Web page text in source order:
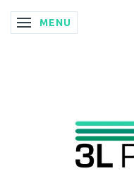
SKIFTE NAVIGATION
MENU